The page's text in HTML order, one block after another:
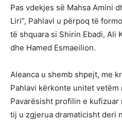
Pas vdekjes së Mahsa Amini
Liri”, Pahlavi u përpoq të
të shquara si Shirin Ebadi, Ali
dhe Hamed Esmaeilion.
Aleanca u shemb shpejt, me
Pahlavi kërkonte unitet
Pavarësisht profilin e kufizuar
tij u zgjerua dramaticisht deri